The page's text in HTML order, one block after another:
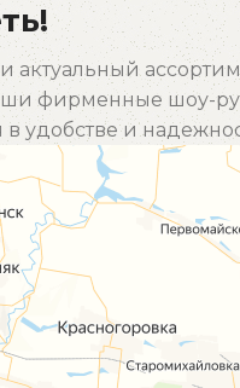
фирменные шоу-
в удобстве и